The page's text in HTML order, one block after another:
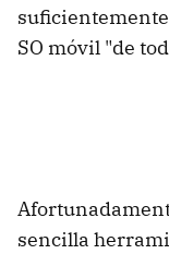
SO móvil "de
sencilla